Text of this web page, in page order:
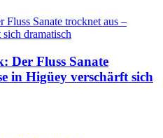
Der Fluss Sanate
in Higüey verschärft sich